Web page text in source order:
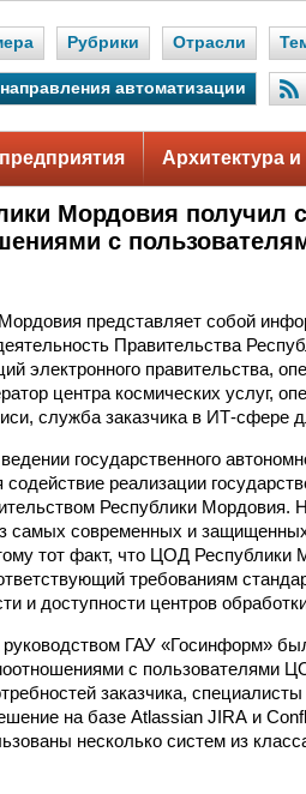
Рубрики Отрасли
автоматизации
Архитектура
Мордовия получил
с
представляет собой
Правительства
электронного правительства,
центра космических услуг,
служба заказчика в ИТ-сфере
государственного
содействие реализации
Республики
самых современных и
тот факт, что ЦОД
требованиям
и доступности центров
руководством ГАУ «Госинформ»
с пользователями
заказчика,
на базе Atlassian JIRА и
несколько систем из